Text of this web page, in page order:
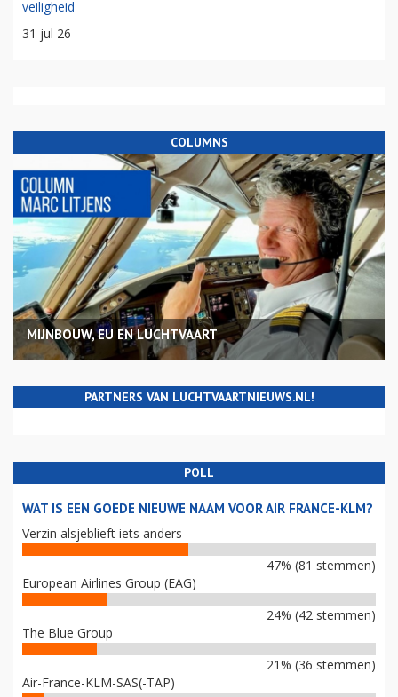
veiligheid
31 jul 26
COLUMNS
MIJNBOUW, EU EN LUCHTVAART
PARTNERS VAN LUCHTVAARTNIEUWS.NL!
POLL
WAT IS EEN GOEDE NIEUWE NAAM VOOR AIR FRANCE-KLM?
Verzin alsjeblieft iets anders
47% (81 stemmen)
European Airlines Group (EAG)
24% (42 stemmen)
The Blue Group
21% (36 stemmen)
Air-France-KLM-SAS(-TAP)